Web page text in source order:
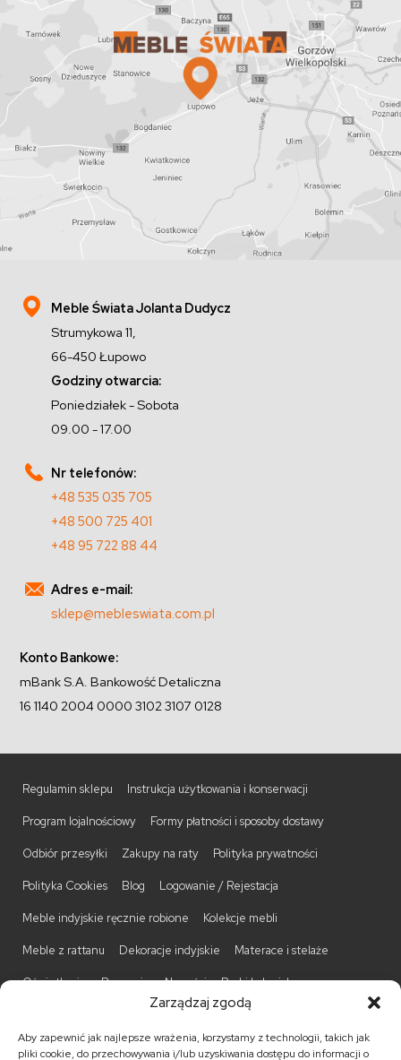
Zarządzaj zgodą
Aby zapewnić jak najlepsze wrażenia, korzystamy z technologii, takich jak
pliki cookie, do przechowywania i/lub uzyskiwania dostępu do informacji o
Meble Świata Jolanta Dudycz
Strumykowa 11,
66-450 Łupowo
Godziny otwarcia:
Poniedziałek - Sobota
09.00 - 17.00
Nr telefonów:
+48 535 035 705
+48 500 725 401
+48 95 722 88 44
Adres e-mail:
sklep@mebleswiata.com.pl
Konto Bankowe:
mBank S.A. Bankowość Detaliczna
16 1140 2004 0000 3102 3107 0128
Regulamin sklepu Instrukcja użytkowania i konserwacji
Program lojalnościowy Formy płatności i sposoby dostawy
Odbiór przesyłki Zakupy na raty Polityka prywatności
Polityka Cookies Blog Logowanie / Rejestacja
Meble indyjskie ręcznie robione Kolekcje mebli
Meble z rattanu Dekoracje indyjskie Materace i stelaże
Oświetlenie Promocje Nowości Barki kolonialne
Komody kolonialne Krzesła kolonialne
Kufry indyjskie Ławki kolonialne Łóżka kolonialne